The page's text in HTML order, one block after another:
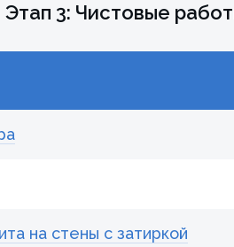
Этап 3: Чистовые
на стены с затиркой